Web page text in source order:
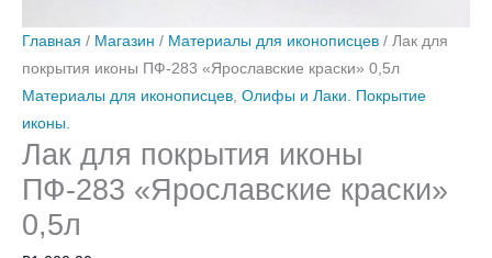
Главная / Магазин / Материалы для иконописцев / Лак для
покрытия иконы ПФ-283 «Ярославские краски» 0,5л
Материалы для иконописцев Олифы и Лаки. Покрытие
иконы.
Лак для покрытия иконы
ПФ-283 «Ярославские краски»
0,5л